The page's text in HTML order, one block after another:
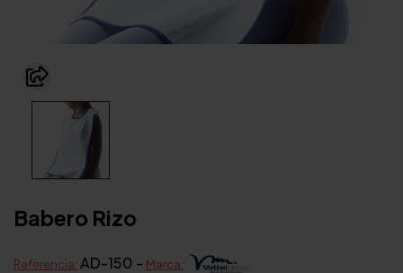
Babero Rizo
Referencia: AD-150 - Marca: